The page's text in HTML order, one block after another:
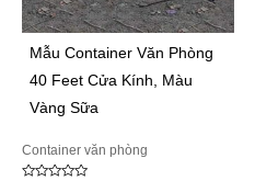
Mẫu Container Văn Phòng
40 Feet Cửa Kính, Màu
Vàng Sữa
Container văn phòng